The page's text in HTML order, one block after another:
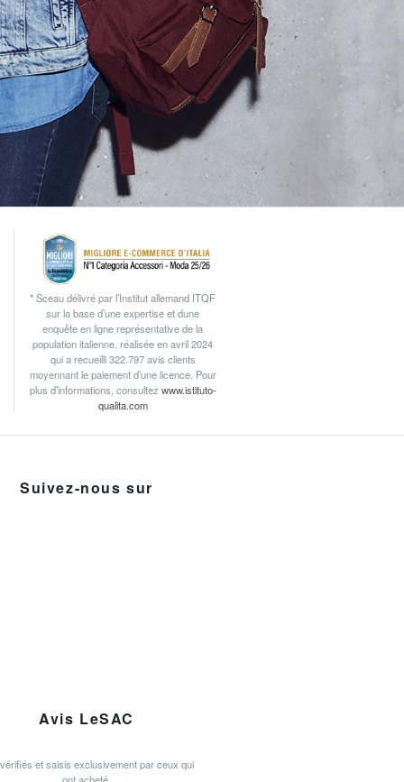
* Sceau délivré par l’Institut allemand ITQF
sur la base d’une expertise et dune
enquête en ligne représentative de la
population italienne, réalisée en avril 2024
qui a recueilli 322.797 avis clients
moyennant le paiement d’une licence. Pour
plus d’informations, consultez www.istituto-
qualita.com
Suivez-nous sur
Avis LeSAC
et saisis exclusivement par ceux qui
ont acheté.